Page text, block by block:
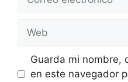
Web
Guarda mi nombre,
en este navegador